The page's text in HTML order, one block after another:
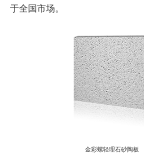
于全国市场。
金彩螺轻理石砂陶板